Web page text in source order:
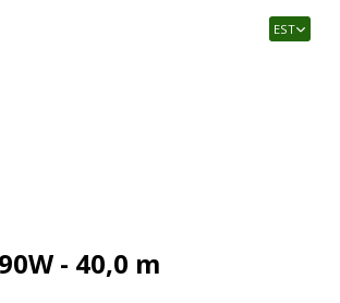
EST
- 40,0 m